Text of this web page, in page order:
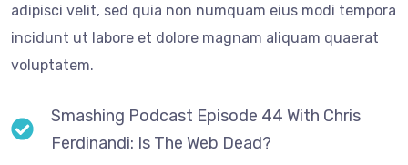
adipisci velit, sed quia non numquam eius modi tempora
incidunt ut labore et dolore magnam aliquam quaerat
voluptatem.
Smashing Podcast Episode 44 With Chris
Ferdinandi: Is The Web Dead?